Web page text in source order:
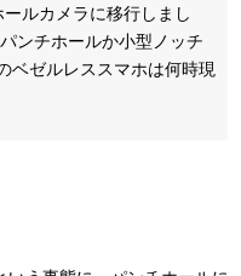
ルカメラに移行しまし
ンチホールか小型ノッチ
ベゼルレススマホは何時現